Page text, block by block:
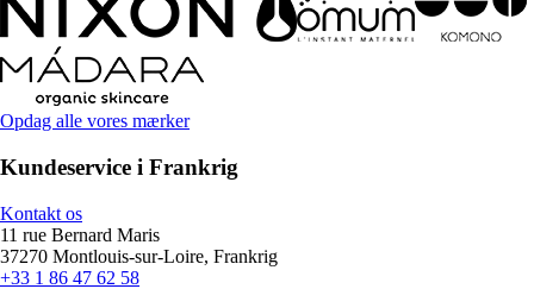
Opdag alle vores mærker
Kundeservice i Frankrig
Kontakt os
11 rue Bernard Maris
37270 Montlouis-sur-Loire, Frankrig
+33 1 86 47 62 58